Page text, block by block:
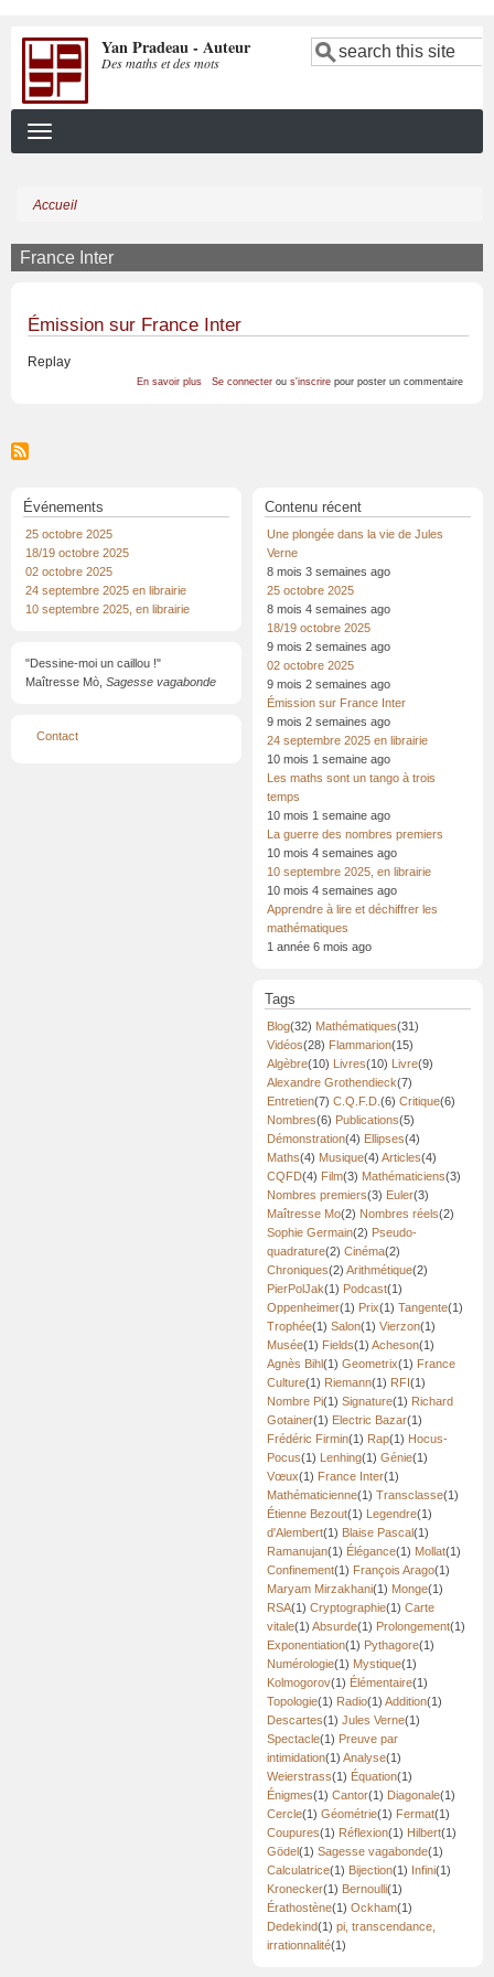
contenu
principal
Search
Yan Pradeau - Auteur
Des maths et des mots
d'Ariane
Accueil
France Inter
Émission sur France Inter
Replay
En savoir plus surSe connecter ous'inscrire pour poster un commentaire
Événements
25 octobre 2025
18/19 octobre 2025
02 octobre 2025
24 septembre 2025 en librairie
10 septembre 2025, en librairie
"Dessine-moi un caillou !"
Maîtresse Mò, Sagesse vagabonde
Menu
Contact
Contenu récent
Une plongée dans la vie de Jules
Verne
8 mois 3 semaines ago
25 octobre 2025
8 mois 4 semaines ago
18/19 octobre 2025
9 mois 2 semaines ago
02 octobre 2025
9 mois 2 semaines ago
Émission sur France Inter
9 mois 2 semaines ago
24 septembre 2025 en librairie
10 mois 1 semaine ago
Les maths sont un tango à trois
temps
10 mois 1 semaine ago
La guerre des nombres premiers
10 mois 4 semaines ago
10 septembre 2025, en librairie
10 mois 4 semaines ago
Apprendre à lire et déchiffrer les
mathématiques
1 année 6 mois ago
Tags
Blog(32) Mathématiques(31)
Vidéos(28) Flammarion(15)
Algèbre(10) Livres(10) Livre(9)
Alexandre Grothendieck(7)
Entretien(7) C.Q.F.D. (6) Critique(6)
Nombres(6) Publications(5)
Démonstration(4) Ellipses(4)
Maths(4) Musique(4) Articles(4)
CQFD(4) Film(3) Mathématiciens(3)
Nombres premiers(3) Euler(3)
Maîtresse Mo(2) Nombres réels(2)
Sophie Germain(2) Pseudo-
quadrature(2) Cinéma(2)
Chroniques(2) Arithmétique(2)
PierPolJak(1) Podcast(1)
Oppenheimer(1) Prix(1) Tangente(1)
Trophée(1) Salon(1) Vierzon(1)
Musée(1) Fields(1) Acheson(1)
Agnès Bihl(1) Geometrix(1) France
Culture(1) Riemann(1) RFI(1)
Nombre Pi(1) Signature(1) Richard
Gotainer(1) Electric Bazar(1)
Frédéric Firmin(1) Rap(1) Hocus-
Pocus(1) Lenhing(1) Génie(1)
Vœux(1) France Inter(1)
Mathématicienne(1) Transclasse(1)
Étienne Bezout(1) Legendre(1)
d'Alembert(1) Blaise Pascal(1)
Ramanujan(1) Élégance(1) Mollat(1)
Confinement(1) François Arago(1)
Maryam Mirzakhani(1) Monge(1)
RSA(1) Cryptographie(1) Carte
vitale(1) Absurde(1) Prolongement(1)
Exponentiation(1) Pythagore(1)
Numérologie(1) Mystique(1)
Kolmogorov(1) Élémentaire(1)
Topologie(1) Radio(1) Addition(1)
Descartes(1) Jules Verne(1)
Spectacle(1) Preuve par
intimidation(1) Analyse(1)
Weierstrass(1) Équation(1)
Énigmes(1) Cantor(1) Diagonale(1)
Cercle(1) Géométrie(1) Fermat(1)
Coupures(1) Réflexion(1) Hilbert(1)
Gödel(1) Sagesse vagabonde(1)
Calculatrice(1) Bijection(1) Infini(1)
Kronecker(1) Bernoulli(1)
Érathostène(1) Ockham(1)
Dedekind(1) pi, transcendance,
irrationnalité(1)